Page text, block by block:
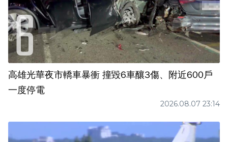
高雄光華夜市轎車暴衝 撞毀6車釀3傷、附近600戶
一度停電
2026.08.07 23:14